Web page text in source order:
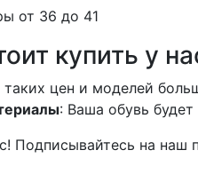
от 36 до 41
купить у
таких цен и моделей
: Ваша обувь
Подписывайтесь на